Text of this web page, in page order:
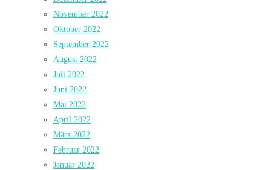
November 2022
Oktober 2022
September 2022
August 2022
Juli 2022
Juni 2022
Mai 2022
April 2022
März 2022
Februar 2022
Januar 2022